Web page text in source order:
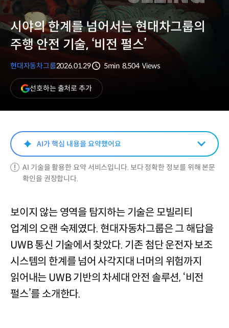
시야의 한계를 넘어서는 현대차그룹의
주행 안전 기술, ‘비전 펄스’
현대자동차그룹2026.01.29
5min 8,504 Views
선호하는 출처로 추가(새
창
열림)
AI가 핵심 내용을 요약했어요
AI 기술을 활용한 요약 서비스입니다. 보다 정확한 정보를 위해 본문
확인을 권장합니다.
보이지 않는 영역을 탐지하는 기술은 모빌리티
업계의 오랜 숙제였다. 현대자동차그룹은 그 해답을
UWB 통신 기술에서 찾았다. 기존 첨단 운전자 보조
시스템의 한계를 넘어 사각지대 너머의 위험까지
읽어내는 UWB 기반의 차세대 안전 솔루션, ‘비전
펄스’를 소개한다.